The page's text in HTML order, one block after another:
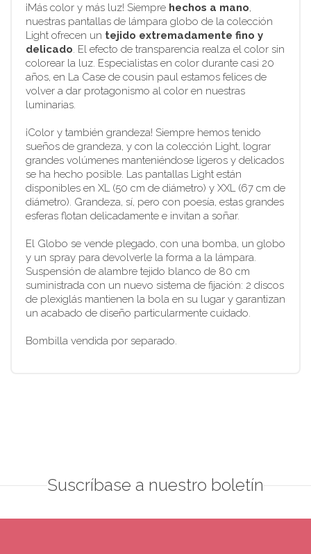
¡Más color y más luz! Siempre hechos a mano,
nuestras pantallas de lámpara globo de la colección
Light ofrecen un tejido extremadamente fino y
delicado. El efecto de transparencia realza el color sin
colorear la luz. Especialistas en color durante casi 20
años, en La Case de cousin paul estamos felices de
volver a dar protagonismo al color en nuestras
luminarias.
¡Color y también grandeza! Siempre hemos tenido
sueños de grandeza, y con la colección Light, lograr
grandes volúmenes manteniéndose ligeros y delicados
se ha hecho posible. Las pantallas Light están
disponibles en XL (50 cm de diámetro) y XXL (67 cm de
diámetro). Grandeza, sí, pero con poesía, estas grandes
esferas flotan delicadamente e invitan a soñar.
El Globo se vende plegado, con una bomba, un globo
y un spray para devolverle la forma a la lámpara.
Suspensión de alambre tejido blanco de 80 cm
suministrada con un nuevo sistema de fijación: 2 discos
de plexiglás mantienen la bola en su lugar y garantizan
un acabado de diseño particularmente cuidado.
Bombilla vendida por separado.
Suscríbase a nuestro boletín